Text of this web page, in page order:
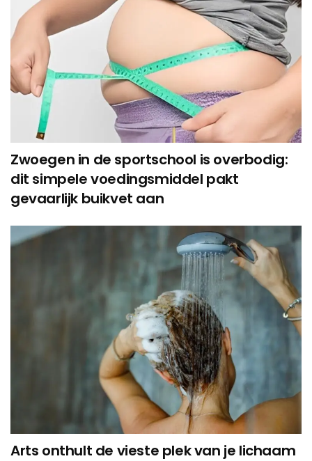
Zwoegen in de sportschool is overbodig:
dit simpele voedingsmiddel pakt
gevaarlijk buikvet aan
Arts onthult de vieste plek van je lichaam